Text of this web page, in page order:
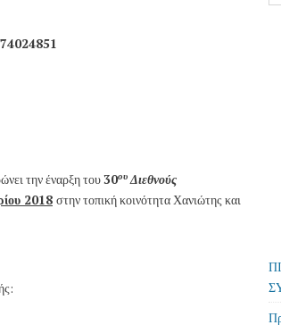
την έναρξη του30ουΔιεθνούς
2018 στην τοπική κοινότητα Χανιώτης και